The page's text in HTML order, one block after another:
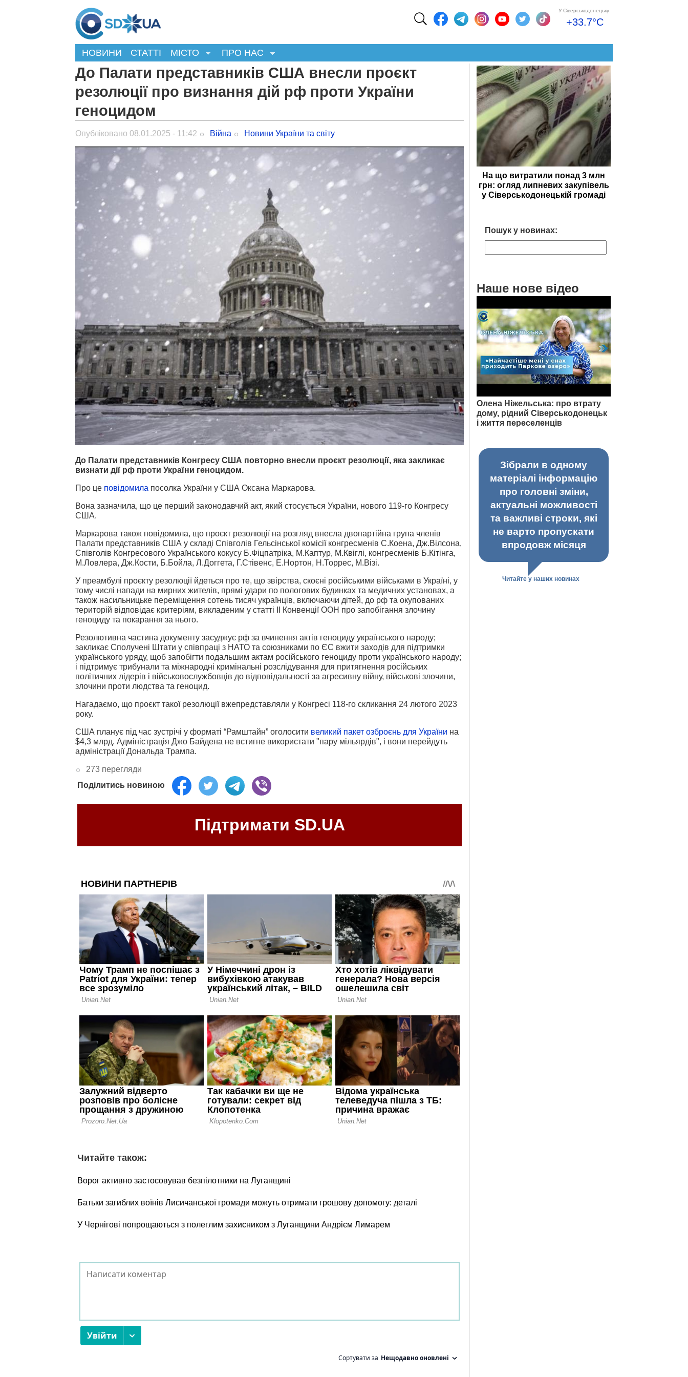
У Сіверськодонецьку:
+33.7°C
НОВИНИ СТАТТІ МІСТО ПРО НАС
До Палати представників США внесли проєкт
резолюції про визнання дій рф проти України
геноцидом
Опубліковано 08.01.2025 - 11:42 Війна Новини України та світу
До Палати представників Конгресу США повторно внесли проєкт резолюції, яка закликає
визнати дії рф проти України геноцидом.
Про це повідомила посолка України у США Оксана Маркарова.
Вона зазначила, що це перший законодавчий акт, який стосується України, нового 119-го Конгресу
США.
Маркарова також повідомила, що проєкт резолюції на розгляд внесла двопартійна група членів
Палати представників США у складі Співголів Гельсінської комісії конгресменів С.Коена, Дж.Вілсона,
Співголів Конгресового Українського кокусу Б.Фіцпатріка, М.Каптур, М.Квіглі, конгресменів Б.Кітінга,
М.Ловлера, Дж.Кости, Б.Бойла, Л.Доггета, Г.Стівенс, Е.Нортон, Н.Торрес, М.Візі.
У преамбулі проєкту резолюції йдеться про те, що звірства, скоєні російськими військами в Україні, у
тому числі напади на мирних жителів, прямі удари по пологових будинках та медичних установах, а
також насильницьке переміщення сотень тисяч українців, включаючи дітей, до рф та окупованих
територій відповідає критеріям, викладеним у статті II Конвенції ООН про запобігання злочину
геноциду та покарання за нього.
Резолютивна частина документу засуджує рф за вчинення актів геноциду українського народу;
закликає Сполучені Штати у співпраці з НАТО та союзниками по ЄС вжити заходів для підтримки
українського уряду, щоб запобігти подальшим актам російського геноциду проти українського народу;
і підтримує трибунали та міжнародні кримінальні розслідування для притягнення російських
політичних лідерів і військовослужбовців до відповідальності за агресивну війну, військові злочини,
злочини проти людства та геноцид.
Нагадаємо, що проєкт такої резолюції вжепредставляли у Конгресі 118-го скликання 24 лютого 2023
року.
США планує під час зустрічі у форматі “Рамштайн” оголосити великий пакет озброєнь для України на
$4,3 млрд. Адміністрація Джо Байдена не встигне використати "пару мільярдів", і вони перейдуть
адміністрації Дональда Трампа.
273 перегляди
Поділитись новиною
Підтримати SD.UA
Читайте також:
Ворог активно застосовував безпілотники на Луганщині
Батьки загиблих воїнів Лисичанської громади можуть отримати грошову допомогу: деталі
У Чернігові попрощаються з полеглим захисником з Луганщини Андрієм Лимарем
На що витратили понад 3 млн
грн: огляд липневих закупівель
у Сіверськодонецькій громаді
Пошук у новинах:
Наше нове відео
Олена Ніжельська: про втрату
дому, рідний Сіверськодонецьк
і життя переселенців
Зібрали в одному
матеріалі інформацію
про головні зміни,
актуальні можливості
та важливі строки, які
не варто пропускати
впродовж місяця
Читайте у наших новинах